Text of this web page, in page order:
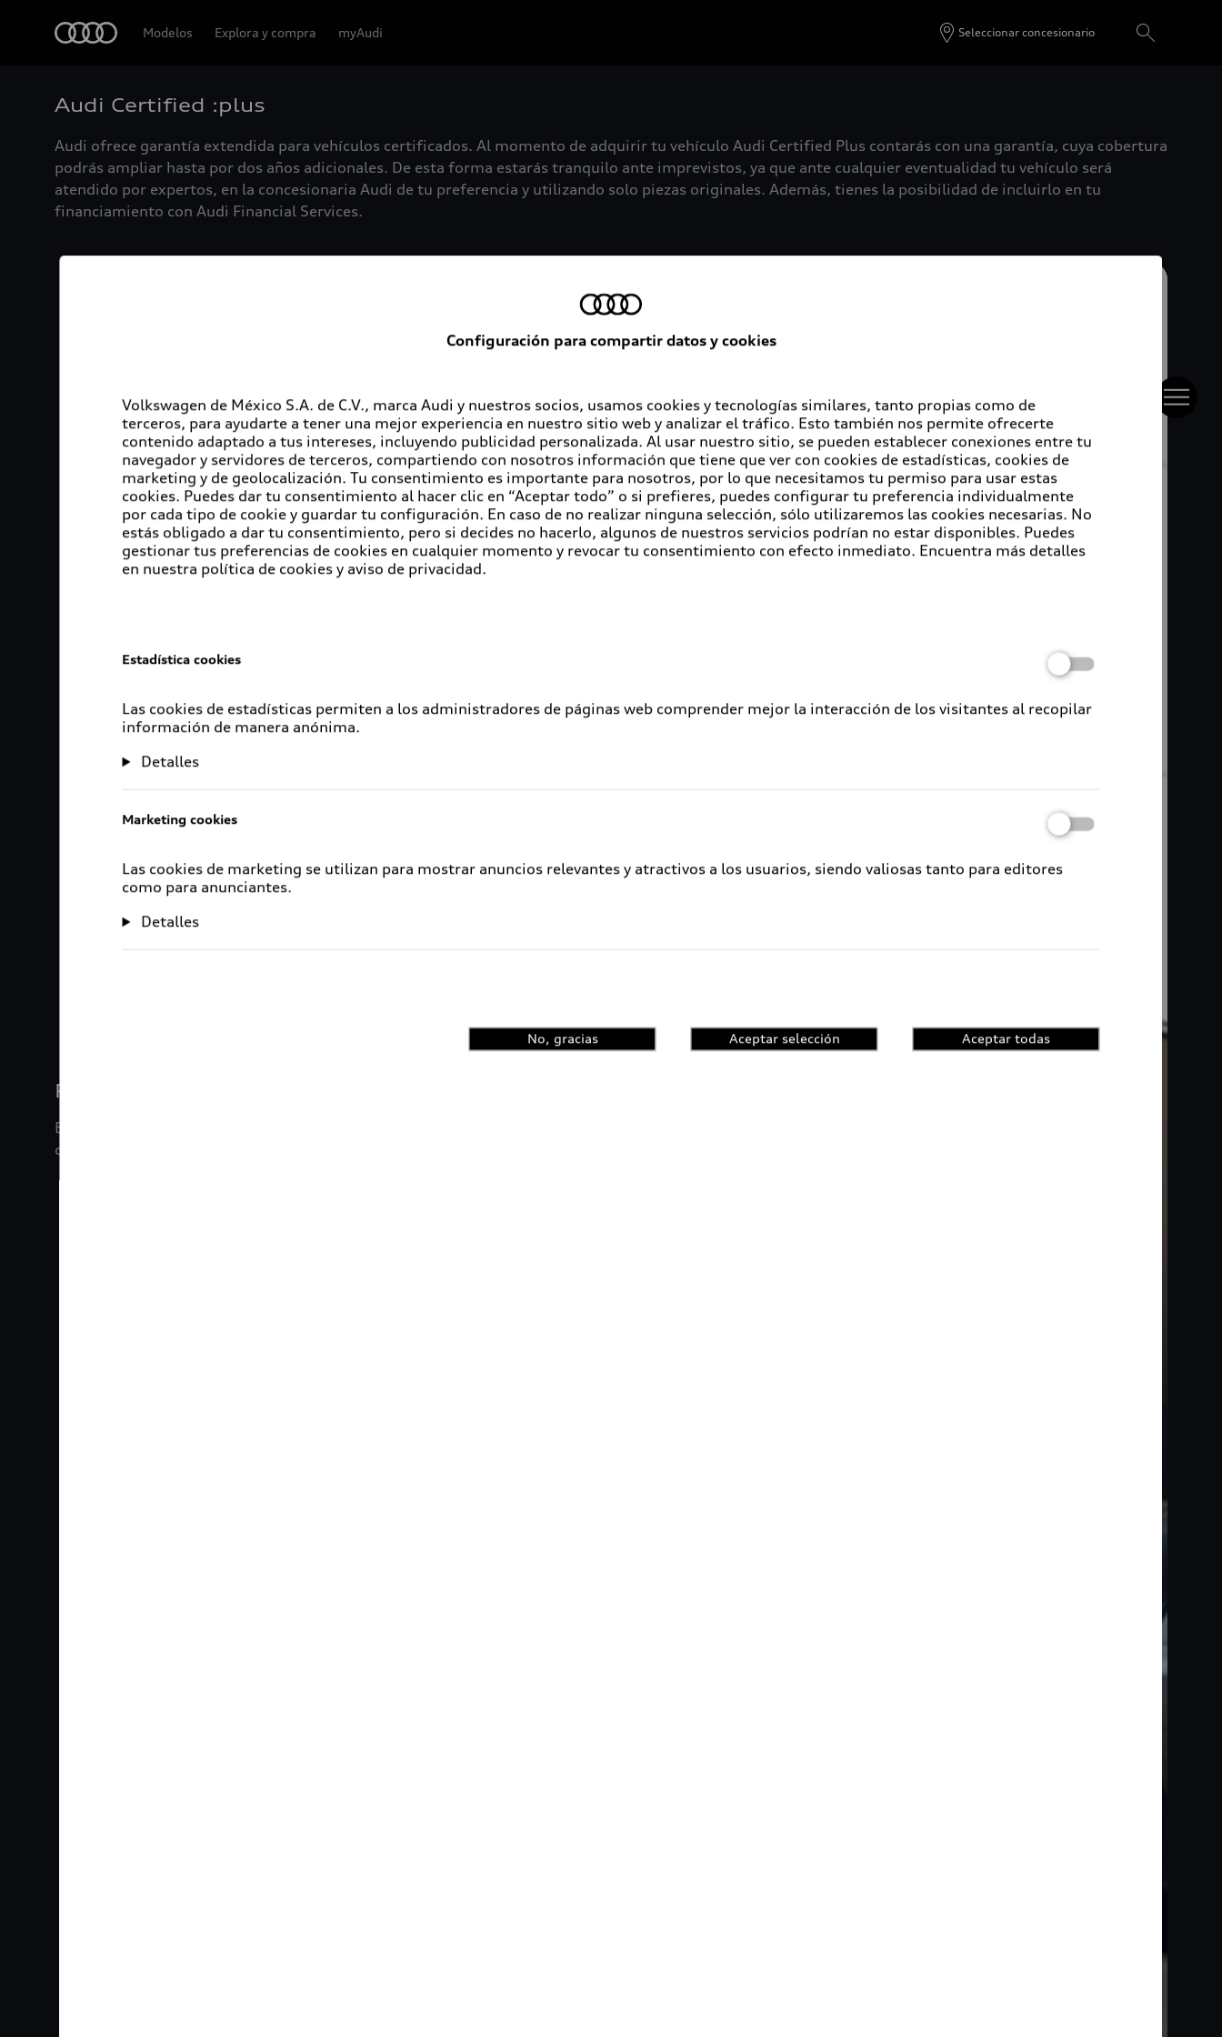
Modelos Explora y compra myAudi Seleccionar concesionario
Audi Certified :plus
Audi ofrece garantía extendida para vehículos certificados. Al momento de adquirir tu vehículo Audi Certified Plus contarás con una garantía, cuya cobertura
podrás ampliar hasta por dos años adicionales. De esta forma estarás tranquilo ante imprevistos, ya que ante cualquier eventualidad tu vehículo será
atendido por expertos, en la concesionaria Audi de tu preferencia y utilizando solo piezas originales. Además, tienes la posibilidad de incluirlo en tu
financiamiento con Audi Financial Services.
Rigurosa inspección
En Audi Certified :plus, nuestros vehículos son sometidos a un proceso
de inspección de 120 puntos.
Configuración para compartir datos y cookies
Volkswagen de México S.A. de C.V., marca Audi y nuestros socios, usamos cookies y tecnologías similares, tanto propias como de
terceros, para ayudarte a tener una mejor experiencia en nuestro sitio web y analizar el tráfico. Esto también nos permite ofrecerte
contenido adaptado a tus intereses, incluyendo publicidad personalizada. Al usar nuestro sitio, se pueden establecer conexiones entre tu
navegador y servidores de terceros, compartiendo con nosotros información que tiene que ver con cookies de estadísticas, cookies de
marketing y de geolocalización. Tu consentimiento es importante para nosotros, por lo que necesitamos tu permiso para usar estas
cookies. Puedes dar tu consentimiento al hacer clic en “Aceptar todo” o si prefieres, puedes configurar tu preferencia individualmente
por cada tipo de cookie y guardar tu configuración. En caso de no realizar ninguna selección, sólo utilizaremos las cookies necesarias. No
estás obligado a dar tu consentimiento, pero si decides no hacerlo, algunos de nuestros servicios podrían no estar disponibles. Puedes
gestionar tus preferencias de cookies en cualquier momento y revocar tu consentimiento con efecto inmediato. Encuentra más detalles
en nuestra política de cookies y aviso de privacidad.
Estadística cookies
Las cookies de estadísticas permiten a los administradores de páginas web comprender mejor la interacción de los visitantes al recopilar
información de manera anónima.
Detalles
Marketing cookies
Las cookies de marketing se utilizan para mostrar anuncios relevantes y atractivos a los usuarios, siendo valiosas tanto para editores
como para anunciantes.
Detalles
No, gracias Aceptar selección Aceptar todas